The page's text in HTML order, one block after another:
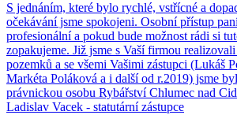
S jednáním, které bylo rychlé, vstřícné a
očekávání jsme spokojeni. Osobní přístup
profesionální a pokud bude možnost rádi si
zopakujeme. Již jsme s Vaší firmou
pozemků a se všemi Vašimi zástupci (Lukáš
Markéta Poláková a i další od r.2019) jsme
právnickou osobu Rybářství Chlumec nad
Ladislav Vacek - statutární zástupce